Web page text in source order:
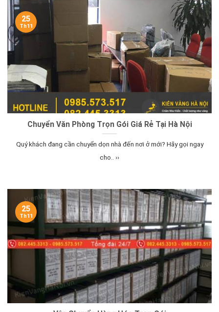
Chuyển Văn Phòng Trọn Gói Giá Rẻ Tại Hà Nội
Quý khách đang cần chuyển dọn nhà đến nơi ở mới? Hãy gọi ngay
cho.. ››
25
Th11
25
Th11